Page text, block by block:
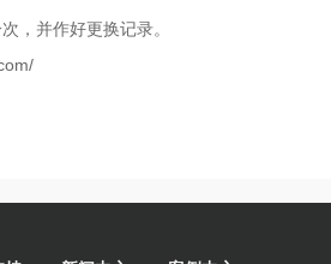
，并作好更换记录。